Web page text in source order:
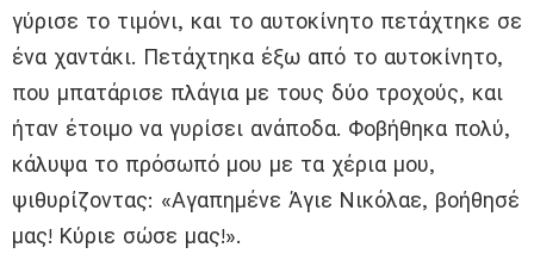
γύρισε το τιμόνι, και το αυτοκίνητο πετάχτηκε σε
ένα χαντάκι. Πετάχτηκα έξω από το αυτοκίνητο,
που μπατάρισε πλάγια με τους δύο τροχούς, και
ήταν έτοιμο να γυρίσει ανάποδα. Φοβήθηκα πολύ,
κάλυψα το πρόσωπό μου με τα χέρια μου,
ψιθυρίζοντας: «Αγαπημένε Άγιε Νικόλαε, βοήθησέ
μας! Κύριε σώσε μας!».